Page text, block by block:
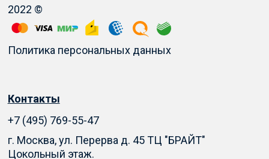
2022 ©
Политика персональных данных
Контакты
+7 (495) 769-55-47
г. Москва, ул. Перерва д. 45 ТЦ "БРАЙТ"
Цокольный этаж.